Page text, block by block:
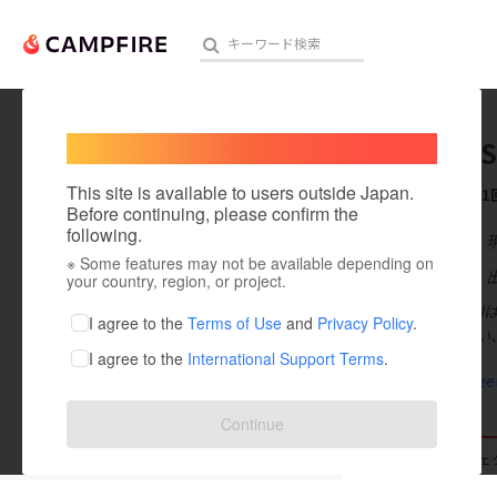
人気のプロジェクト 注目の
アート・写真
テクノロジー・ガジェット
映像・映画
ビジネス・起業
まちづくり・地域活性化
This site is available to users outside Japan.
Before continuing, please confirm the
following.
※ Some features may not be available depending on
your country, region, or project.
I agree to the Terms of Use and Privacy Policy.
I agree to the International Support Terms.
Continue
これまでに1
出身国：日本
楽しや美味し
プロジ